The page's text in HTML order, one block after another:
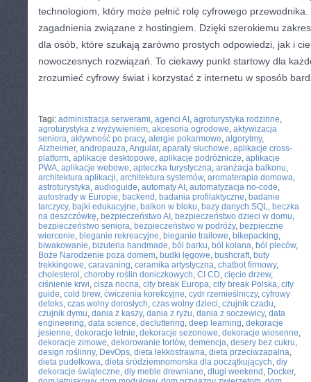
technologiom, który może pełnić rolę cyfrowego
zagadnienia związane z hostingiem. Dzięki szerokiemu
dla osób, które szukają zarówno prostych odpowiedzi, jak i
nowoczesnych rozwiązań. To ciekawy punkt startowy dla
zrozumieć cyfrowy świat i korzystać z internetu w sposób
Tagi: administracja serwerami, agenci AI , agroturystyka rodzinne,
agroturystyka z wyżywieniem, akcesoria ogrodowe, aktywizacja
seniora, aktywność po pracy, alergie pokarmowe, algorytmy,
Alzheimer, andropauza,Angular, aparaty słuchowe, aplikacje cross-
platform, aplikacje desktopowe, aplikacje podróżnicze, aplikacje
PWA, aplikacje webowe, apteczka turystyczna, aranżacja balkonu,
architektura aplikacji, architektura systemów, aromaterapia domowa,
astroturystyka, audioguide, automaty AI , automatyzacja no-code,
autostrady w Europie, backend , badania profilaktyczne, badanie
tarczycy, bajki edukacyjne, balkon w bloku, bazy danych SQL, beczka
na deszczówkę, bezpieczeństwo AI , bezpieczeństwo dzieci w domu,
bezpieczeństwo seniora, bezpieczeństwo w podróży, bezpieczne
wiercenie, bieganie rekreacyjne, bieganie trailowe, bikepacking,
biwakowanie, bizuteria handmade, ból barku, ból kolana, ból pleców,
Boże Narodzenie poza domem, budki lęgowe, bushcraft, buty
trekkingowe, caravaning, ceramika artystyczna, chatbot firmowy,
cholesterol , choroby roślin doniczkowych, CI CD, cięcie drzew,
ciśnienie krwi, cisza nocna, city break Europa, city break Polska, city
guide, cold brew, ćwiczenia korekcyjne, cydr rzemieślniczy, cyfrowy
detoks, czas wolny dorosłych, czas wolny dzieci, czujnik czadu,
czujnik dymu, dania z kaszy, dania z ryżu, dania z soczewicy, data
engineering, data science, decluttering, deep learning, dekoracje
jesienne, dekoracje letnie, dekoracje sezonowe, dekoracje wiosenne,
dekoracje zimowe, dekorowanie tortów, demencja, desery bez cukru,
design roślinny, DevOps, dieta lekkostrawna, dieta przeciwzapalna,
dieta pudełkowa, dieta śródziemnomorska dla początkujących, diy
dekoracje świąteczne, diy meble drewniane, długi weekend , Docker,